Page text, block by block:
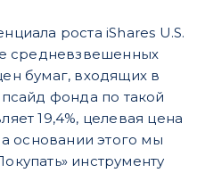
роста iShares U.S.
средневзвешенных
бумаг, входящих в
фонда по такой
19,4%, целевая цена
основании этого мы
инструменту